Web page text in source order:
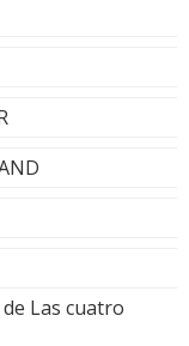
Las cuatro